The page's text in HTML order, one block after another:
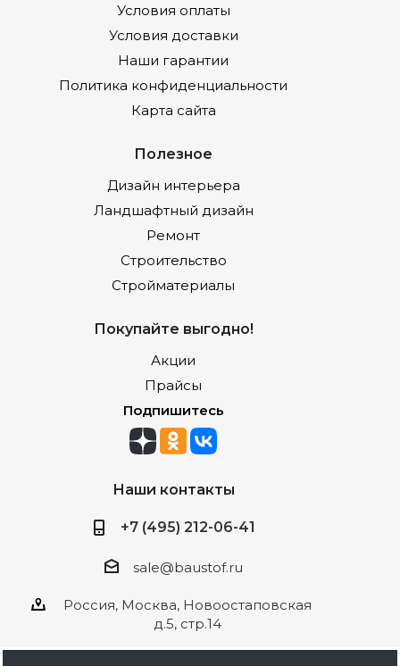
Условия оплаты
Условия доставки
Наши гарантии
Политика конфиденциальности
Карта сайта
Полезное
Дизайн интерьера
Ландшафтный дизайн
Ремонт
Строительство
Стройматериалы
Покупайте выгодно!
Акции
Прайсы
Подпишитесь
Наши контакты
+7 (495) 212-06-41
sale@baustof.ru
Россия, Москва, Новоостаповская
д.5, стр.14